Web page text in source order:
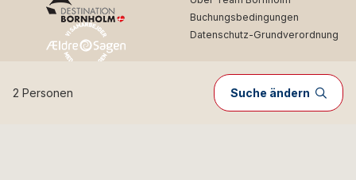
2 Personen Suche ändern
Buchungsbedingungen
Datenschutz-Grundverordnung